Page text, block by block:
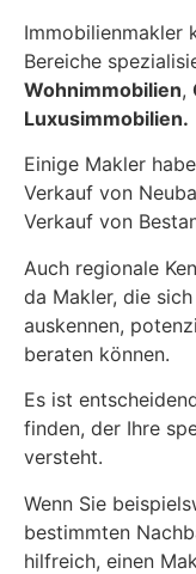
Immobilienmakler
Bereiche
Wohnimmobilien,
Luxusimmobilien.
Einige Makler
Verkauf von
Verkauf von
Auch regionale
da Makler, die
auskennen,
beraten können.
Es ist
finden, der Ihre
versteht.
Wenn Sie
bestimmten
hilfreich, einen